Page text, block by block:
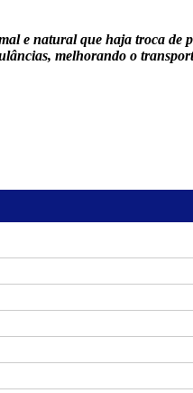
e natural que haja troca de
melhorando o